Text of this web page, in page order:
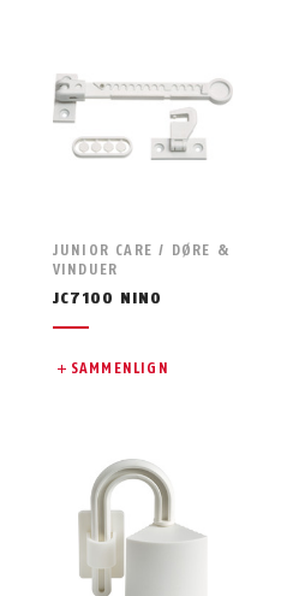
JUNIOR CARE / DØRE &
VINDUER
JC7100 NINO
SAMMENLIGN